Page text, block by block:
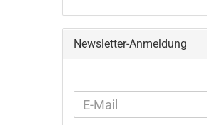
Newsletter-Anmeldung
WEITER
ZUR
E-